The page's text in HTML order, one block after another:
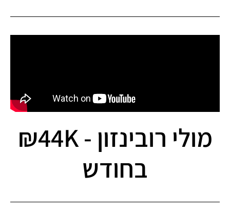
מולי רובינזון - 44K₪
בחודש